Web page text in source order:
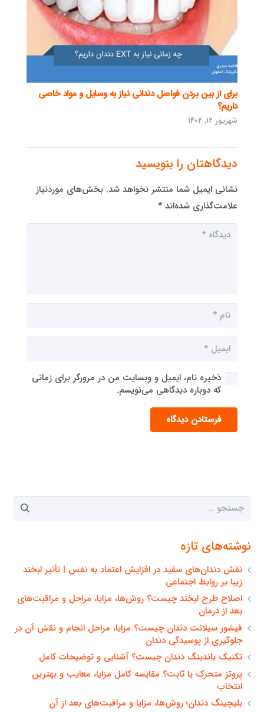
برای از بین بردن فواصل دندانی نیاز به وسایل و مواد خاصی
داریم؟
شهریور ۱۲, ۱۴۰۲
دیدگاهتان را بنویسید
نشانی ایمیل شما منتشر نخواهد شد. بخش‌های موردنیاز
علامت‌گذاری شده‌اند *
ذخیره نام، ایمیل و وبسایت من در مرورگر برای زمانی
که دوباره دیدگاهی می‌نویسم.
فرستادن دیدگاه
جستجو
نوشته‌های تازه
نقش دندان‌های سفید در افزایش اعتماد به نفس | تأثیر لبخند
زیبا بر روابط اجتماعی
اصلاح طرح لبخند چیست؟ روش‌ها، مزایا، مراحل و مراقبت‌های
بعد از درمان
فیشور سیلانت دندان چیست؟ مزایا، مراحل انجام و نقش آن در
جلوگیری از پوسیدگی دندان
تکنیک باندینگ دندان چیست؟ آشنایی و توضیحات کامل
پروتز متحرک یا ثابت؟ مقایسه کامل مزایا، معایب و بهترین
انتخاب
بلیچینگ دندان؛ روش‌ها، مزایا و مراقبت‌های بعد از آن